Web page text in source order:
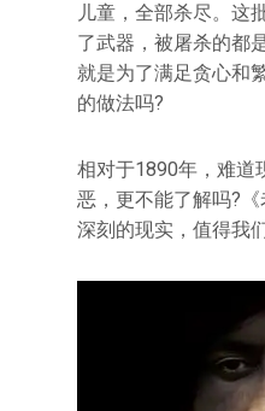
儿童，全部杀尽。这
了武器，被屠杀的都
就是为了满足贪心和
的做法吗?
相对于1890年，难道
恶，更不能了解吗?
深刻的现实，值得我